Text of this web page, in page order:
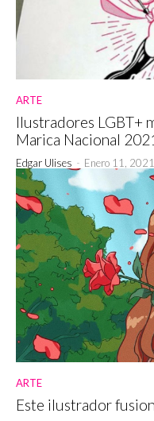
ARTE
Ilustradores LGBT+
Marica Nacional
Edgar Ulises - Enero 11, 2021
ARTE
Este ilustrador